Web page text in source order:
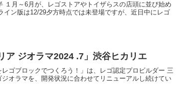
月～6月が、レゴストアやトイザらスの店頭に並び始め
ン版は12/29夕方時点では未登場ですが、近日中にレゴ
ア ジオラマ2024 .7」渋谷ヒカリエ
ゴブロックでつくろう！」は、レゴ認定プロビルダー 三
オラマを、開発状況に合わせてリニューアルし続けてい